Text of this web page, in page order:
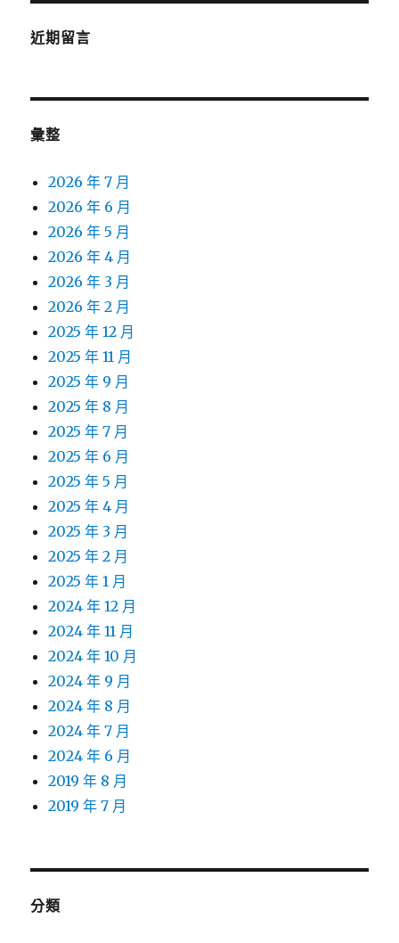
近期留言
彙整
2026 年 7 月
2026 年 6 月
2026 年 5 月
2026 年 4 月
2026 年 3 月
2026 年 2 月
2025 年 12 月
2025 年 11 月
2025 年 9 月
2025 年 8 月
2025 年 7 月
2025 年 6 月
2025 年 5 月
2025 年 4 月
2025 年 3 月
2025 年 2 月
2025 年 1 月
2024 年 12 月
2024 年 11 月
2024 年 10 月
2024 年 9 月
2024 年 8 月
2024 年 7 月
2024 年 6 月
2019 年 8 月
2019 年 7 月
分類